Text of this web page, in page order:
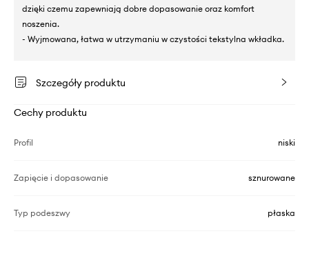
dzięki czemu zapewniają dobre dopasowanie oraz komfort
noszenia.
- Wyjmowana, łatwa w utrzymaniu w czystości tekstylna wkładka.
Szczegóły produktu
Cechy produktu
Profil niski
Zapięcie i dopasowanie sznurowane
Typ podeszwy płaska